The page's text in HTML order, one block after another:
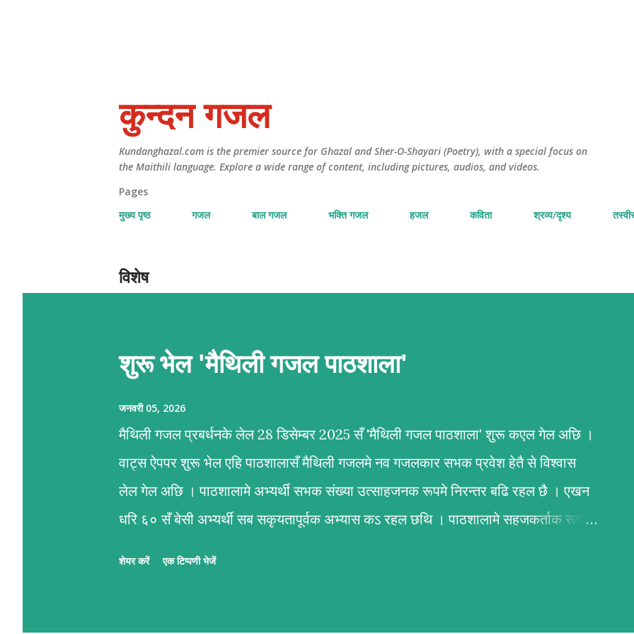
कुन्दन गजल
Kundanghazal.com is the premier source for Ghazal and Sher-O-Shayari (Poetry), with a special focus on
the Maithili language. Explore a wide range of content, including pictures, audios, and videos.
Pages
मुख्य पृष्ठ
गजल बाल गजल भक्ति गजल हजल कविता श्रव्य/दृश्य
विशेष
शुरू भेल 'मैथिली गजल पाठशाला'
जनवरी 05, 2026
मैथिली गजल प्रबर्धनके लेल 28 डिसेम्बर 2025 सँ 'मैथिली गजल पाठशाला' शुरू कएल गेल अछि ।
वाट्स ऐपपर शुरू भेल एहि पाठशालासँ मैथिली गजलमे नव गजलकार सभक प्रवेश हेतै से विश्वास
लेल गेल अछि । पाठशालामे अभ्यर्थी सभक संख्या उत्साहजनक रूपमे निरन्तर बढि रहल छै । एखन
धरि ६० सँ बेसी अभ्यर्थी सब सकृयतापूर्वक अभ्यास कऽ रहल छथि । पाठशालामे सहजकर्ताक रूपमे
शेयर करें एक टिप्पणी भेजें